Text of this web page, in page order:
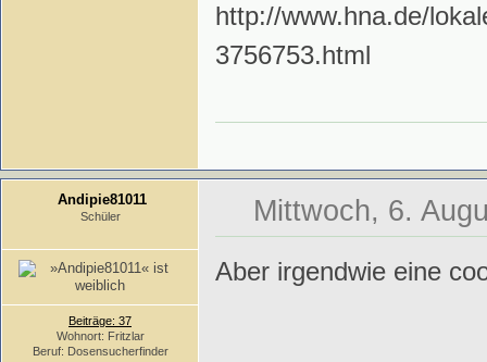
http://www.hna.de/
3756753.html
Andipie81011
Schüler
Beiträge: 37
Wohnort: Fritzlar
Beruf: Dosensucherfinder
Mittwoch, 6.
Aber irgendwie eine